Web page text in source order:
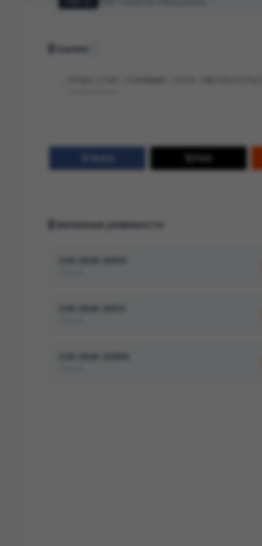
Ссылки
https://sec.cloudapps.cisco.com/
Post
Связанные уязвимости